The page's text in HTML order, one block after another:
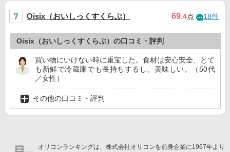
Oisix（おいしっくすくらぶ） 69.4点 18件
Oisix（おいしっくすくらぶ）の口コミ・評判
買い物にいけない時に重宝した。食材は安心安全、とて
も新鮮で冷蔵庫でも長持ちするし、美味しい。（50代
／女性）
その他の口コミ・評判
オリコンランキングは、株式会社オリコンを前身企業に1967年より